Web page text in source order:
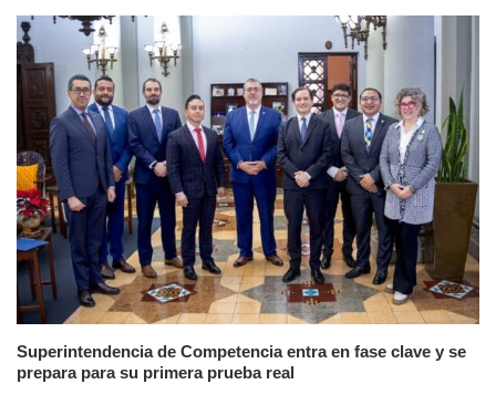
Superintendencia de Competencia entra en fase clave y se
prepara para su primera prueba real